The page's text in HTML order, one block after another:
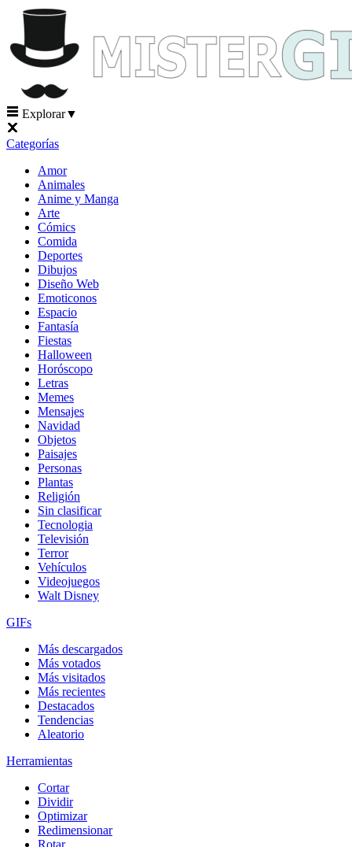
Explorar▼
Categorías
Amor
Animales
Anime y Manga
Arte
Cómics
Comida
Deportes
Dibujos
Diseño Web
Emoticonos
Espacio
Fantasía
Fiestas
Halloween
Horóscopo
Letras
Memes
Mensajes
Navidad
Objetos
Paisajes
Personas
Plantas
Religión
Sin clasificar
Tecnologia
Televisión
Terror
Vehículos
Videojuegos
Walt Disney
GIFs
Más descargados
Más votados
Más visitados
Más recientes
Destacados
Tendencias
Aleatorio
Herramientas
Cortar
Dividir
Optimizar
Redimensionar
Rotar